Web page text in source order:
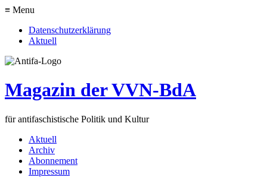
≡ Menu
Datenschutzerklärung
Aktuell
Magazin der VVN-BdA
für antifaschistische Politik und Kultur
Aktuell
Archiv
Abonnement
Impressum